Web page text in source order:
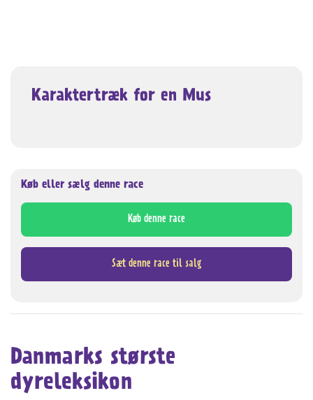
Karaktertræk for en Mus
Køb eller sælg denne race
Køb denne race
Sæt denne race til salg
Danmarks største
dyreleksikon